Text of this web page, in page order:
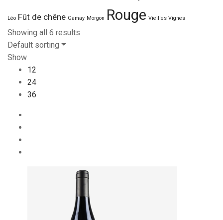
Léo Fût de chêne Gamay Morgon Rouge Vieilles Vignes
Showing all 6 results
Default sorting
Show
12
24
36